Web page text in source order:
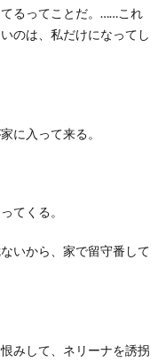
るってことだ。……これ
のは、私だけになってし
に入って来る。
てくる。
いから、家で留守番して
みして、ネリーナを誘拐